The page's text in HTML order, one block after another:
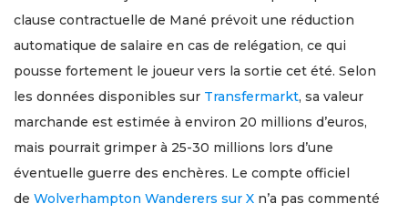
clause contractuelle de Mané prévoit une réduction
automatique de salaire en cas de relégation, ce qui
pousse fortement le joueur vers la sortie cet été. Selon
les données disponibles sur Transfermarkt, sa valeur
marchande est estimée à environ 20 millions d’euros,
mais pourrait grimper à 25-30 millions lors d’une
éventuelle guerre des enchères. Le compte officiel
de Wolverhampton Wanderers sur X n’a pas commenté